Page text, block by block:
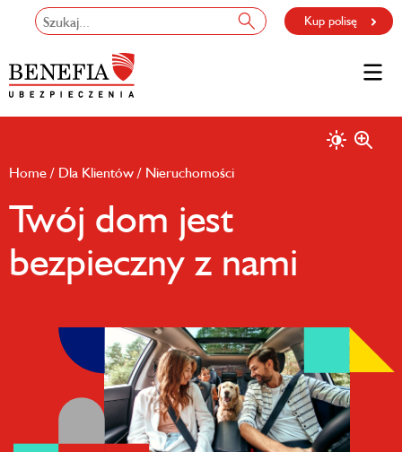
Kup polisę
Home Dla Klientów Nieruchomości
Twój dom jest
bezpieczny z nami